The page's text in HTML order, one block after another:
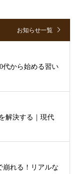
お知らせ一覧
代から始める習い
解決する｜現代
崩れる！リアルな